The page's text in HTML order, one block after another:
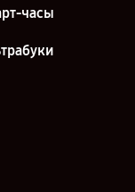
часы